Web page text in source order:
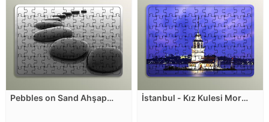
Pebbles on Sand Ahşap
İstanbul - Kız Kulesi Mor